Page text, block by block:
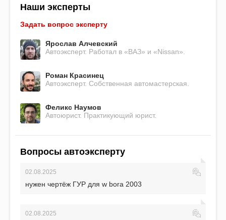
Наши эксперты
Задать вопрос эксперту
Ярослав Алчевский
Автоэксперт. Работал в «ВАЗ» и «Nissan».
Роман Красинец
Автоэксперт. Собственная автомастерская.
Феликс Наумов
Автоюрист. Практикующий юрист.
Вопросы автоэксперту
02.08.2025
нужен чертёж ГУР для w bora 2003
02.08.2025